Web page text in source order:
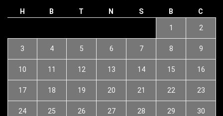
H B T N S B C
1 2
3 4 5 6 7 8 9
10 11 12 13 14 15 16
17 18 19 20 21 22 23
24 25 26 27 28 29 30